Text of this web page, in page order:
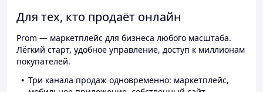
Для тех, кто продаёт онлайн
Prom — маркетплейс для бизнеса любого масштаба.
Лёгкий старт, удобное управление, доступ к миллионам
покупателей.
Три канала продаж одновременно: маркетплейс,